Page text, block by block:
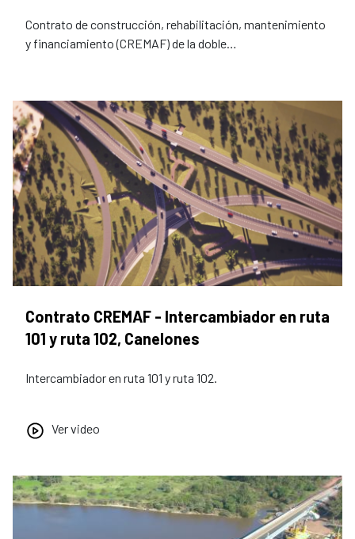
Contrato de construcción, rehabilitación, mantenimiento
y financiamiento (CREMAF) de la doble…
Contrato CREMAF - Intercambiador en ruta
101 y ruta 102, Canelones
Intercambiador en ruta 101 y ruta 102.
Ver video